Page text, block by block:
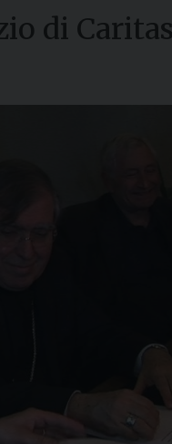
di